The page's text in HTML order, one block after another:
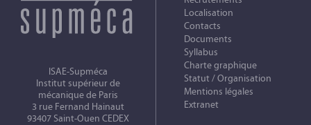
ISAE-Supméca
Institut supérieur de
mécanique de Paris
3 rue Fernand Hainaut
93407 Saint-Ouen CEDEX
Localisation
Contacts
Documents
Syllabus
Charte graphique
Statut / Organisation
Mentions légales
Extranet